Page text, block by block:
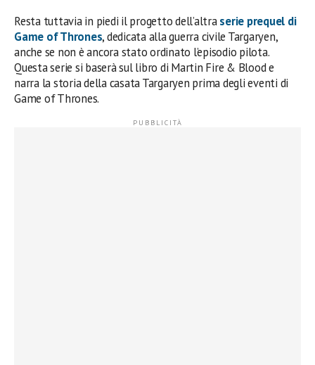
Resta tuttavia in piedi il progetto dell’altraserie prequel di
Game of Thrones, dedicata alla guerra civile Targaryen,
anche se non è ancora stato ordinato l’episodio pilota.
Questa serie si baserà sul libro di Martin Fire & Blood e
narra la storia della casata Targaryen prima degli eventi di
Game of Thrones.